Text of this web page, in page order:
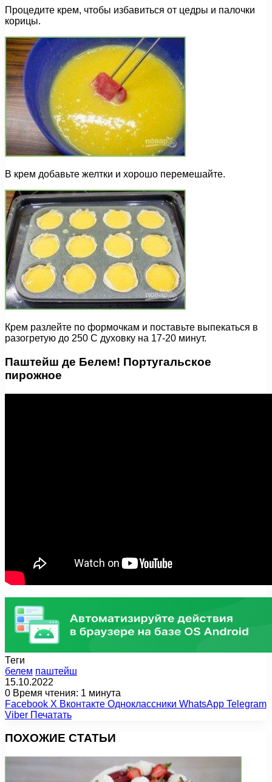
Процедите крем, чтобы избавиться от цедры и палочки
корицы.
В крем добавьте желтки и хорошо перемешайте.
Крем разлейте по формочкам и поставьте выпекаться в
разогретую до 250 С духовку на 17-20 минут.
Паштейш де Белем! Португальское
пирожное
Теги
белем паштейш
15.10.2022
0 Время чтения: 1 минута
Facebook X Вконтакте Одноклассники WhatsApp Telegram
Viber Печатать
ПОХОЖИЕ СТАТЬИ